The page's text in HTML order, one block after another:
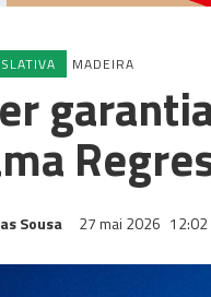
MADEIRA
Sousa 27 mai 2026 12:02